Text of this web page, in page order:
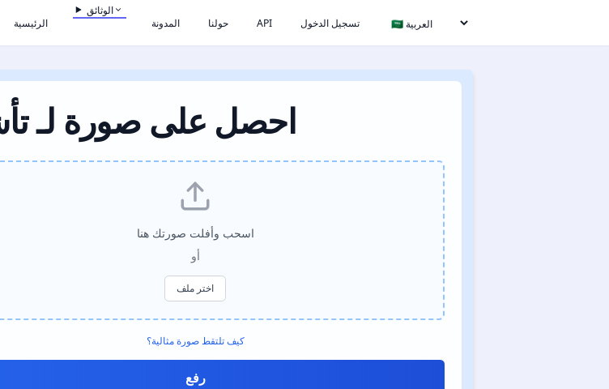
الرئيسية
الوثائق
المدونة
حولنا API تسجيل الدخول
احصل على صورة لـ
اسحب وأفلت صورتك هنا
أو
اختر ملف
كيف تلتقط صورة مثالية؟